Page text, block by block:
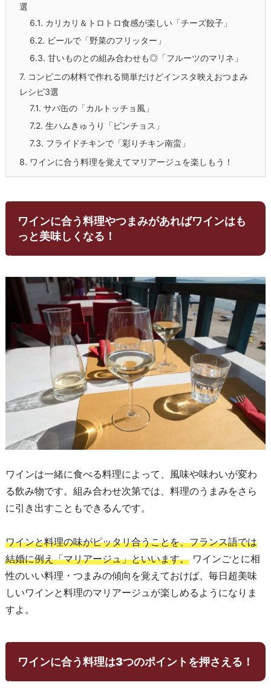
選
6.1. カリカリ＆トロトロ食感が楽しい「チーズ餃子」
6.2. ビールで「野菜のフリッター」
6.3. 甘いものとの組み合わせも◎「フルーツのマリネ」
7. コンビニの材料で作れる簡単だけどインスタ映えおつまみ
レシピ3選
7.1. サバ缶の「カルトッチョ風」
7.2. 生ハムきゅうり「ピンチョス」
7.3. フライドチキンで「彩りチキン南蛮」
8. ワインに合う料理を覚えてマリアージュを楽しもう！
ワインに合う料理やつまみがあればワインはも
っと美味しくなる！
ワインは一緒に食べる料理によって、風味や味わいが変わ
る飲み物です。組み合わせ次第では、料理のうまみをさら
に引き出すこともできるんです。
ワインと料理の味がピッタリ合うことを、フランス語では
結婚に例え「マリアージュ」といいます。 ワインごとに相
性のいい料理・つまみの傾向を覚えておけば、毎日超美味
しいワインと料理のマリアージュが楽しめるようになりま
すよ。
ワインに合う料理は3つのポイントを押さえる！